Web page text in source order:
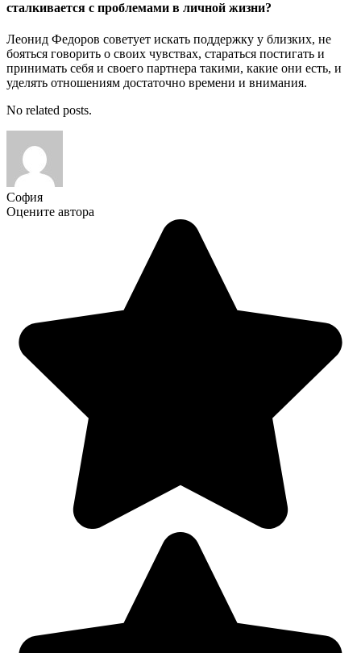
сталкивается с проблемами в личной жизни?
Леонид Федоров советует искать поддержку у близких, не
бояться говорить о своих чувствах, стараться постигать и
принимать себя и своего партнера такими, какие они есть, и
уделять отношениям достаточно времени и внимания.
No related posts.
София
Оцените автора